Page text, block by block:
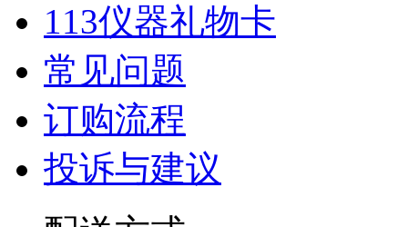
113仪器礼物卡
常见问题
订购流程
投诉与建议